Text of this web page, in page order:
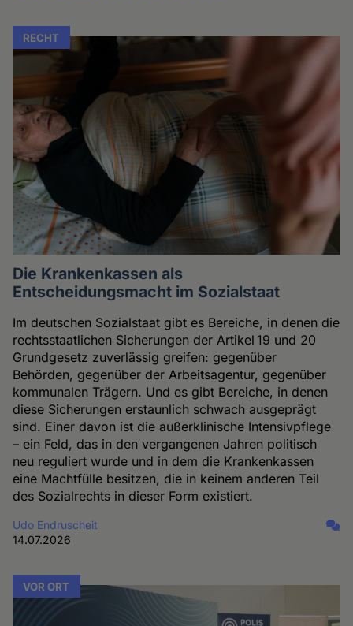
RECHT
Die Krankenkassen als
Entscheidungsmacht im Sozialstaat
Im deutschen Sozialstaat gibt es Bereiche, in denen die
rechtsstaatlichen Sicherungen der Artikel 19 und 20
Grundgesetz zuverlässig greifen: gegenüber
Behörden, gegenüber der Arbeitsagentur, gegenüber
kommunalen Trägern. Und es gibt Bereiche, in denen
diese Sicherungen erstaunlich schwach ausgeprägt
sind. Einer davon ist die außerklinische Intensivpflege
– ein Feld, das in den vergangenen Jahren politisch
neu reguliert wurde und in dem die Krankenkassen
eine Machtfülle besitzen, die in keinem anderen Teil
des Sozialrechts in dieser Form existiert.
Udo Endruscheit
14.07.2026
VOR ORT